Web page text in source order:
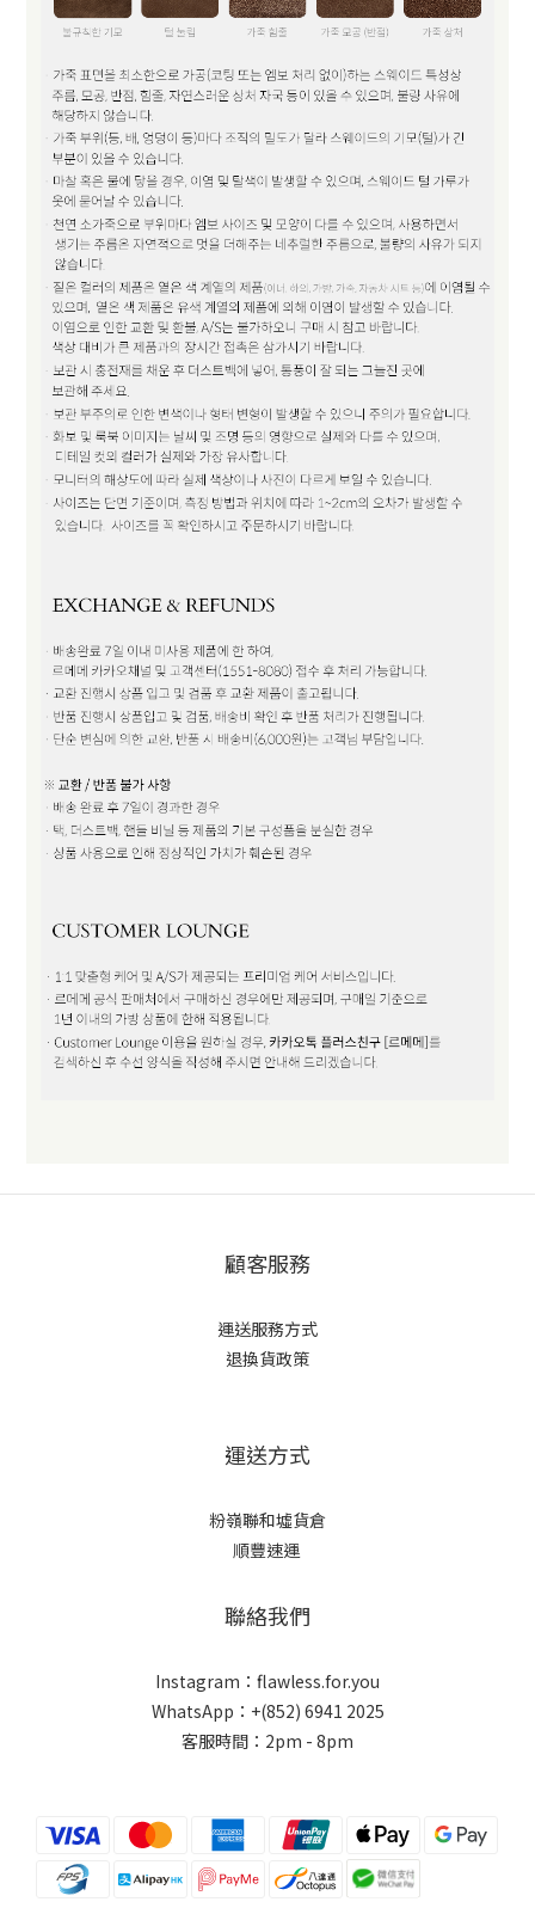
顧客服務
運送服務方式
退換貨政策
運送方式
粉嶺聯和墟貨倉
順豐速運
聯絡我們
Instagram：flawless.for.you
WhatsApp：+(852) 6941 2025
客服時間：2pm - 8pm